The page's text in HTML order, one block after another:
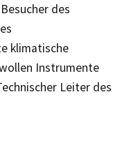
des
klimatische
Instrumente
Leiter des